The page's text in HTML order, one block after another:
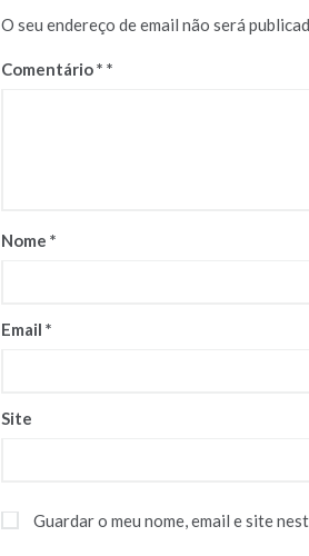
O seu endereço de email não será
Comentário*
Nome *
Email *
Site
Guardar o meu nome, email e site